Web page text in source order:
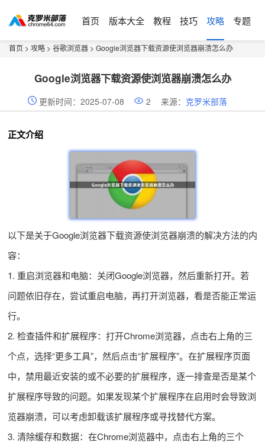
首页 版本大全 教程 技巧 攻略 专题
首页 > 攻略 > 谷歌浏览器 > Google浏览器下载资源使浏览器崩溃怎么办
Google浏览器下载资源使浏览器崩溃怎么办
更新时间：2025-07-08 2 来源： 克罗米部落
正文介绍
以下是关于Google浏览器下载资源使浏览器崩溃的解决方法的内
容：
1. 重启浏览器和电脑：关闭Google浏览器，然后重新打开。若
问题依旧存在，尝试重启电脑，再打开浏览器，看是否能正常运
行。
2. 检查插件和扩展程序：打开Chrome浏览器，点击右上角的三
个点，选择“更多工具”，然后点击“扩展程序”。在扩展程序页面
中，禁用最近安装的或不必要的扩展程序，逐一排查是否是某个
扩展程序导致的问题。如果发现某个扩展程序在启用时会导致浏
览器崩溃，可以考虑卸载该扩展程序或寻找替代方案。
3. 清除缓存和数据：在Chrome浏览器中，点击右上角的三个